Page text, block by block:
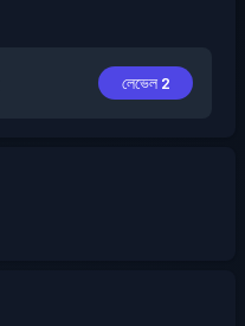
লেভেল 2